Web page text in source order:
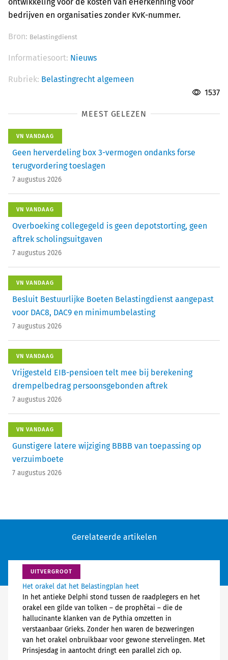
bedrijven en organisaties zonder KvK-nummer.
Bron: Belastingdienst
Informatiesoort: Nieuws
Rubriek: Belastingrecht algemeen
1537
MEEST GELEZEN
VN VANDAAG
Geen herverdeling box 3-vermogen ondanks forse
terugvordering toeslagen
7 augustus 2026
VN VANDAAG
Overboeking collegegeld is geen depotstorting, geen
aftrek scholingsuitgaven
7 augustus 2026
VN VANDAAG
Besluit Bestuurlijke Boeten Belastingdienst aangepast
voor DAC8, DAC9 en minimumbelasting
7 augustus 2026
VN VANDAAG
Vrijgesteld EIB-pensioen telt mee bij berekening
drempelbedrag persoonsgebonden aftrek
7 augustus 2026
VN VANDAAG
Gunstigere latere wijziging BBBB van toepassing op
verzuimboete
7 augustus 2026
Gerelateerde artikelen
UITVERGROOT
Het orakel dat het Belastingplan heet
In het antieke Delphi stond tussen de raadplegers en het
orakel een gilde van tolken – de prophētai – die de
hallucinante klanken van de Pythia omzetten in
verstaanbaar Grieks. Zonder hen waren de bezweringen
van het orakel onbruikbaar voor gewone stervelingen. Met
Prinsjesdag in aantocht dringt een parallel zich op.